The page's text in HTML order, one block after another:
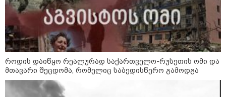
14:23 / 05-08-2026
ევროპელმა და რუსმა ყოფილმა
მაღალჩინოსნებმა უკრაინაში
ომთან დაკავშირებით
მოლაპარაკებები გამართეს - რა
არის ცნობილი შეხვედრაზე
როდის დაიწყო რეალურად საქართველო-რუსეთის ომი და
მთავარი შეცდომა, რომელიც საბედისწერო გამოდგა